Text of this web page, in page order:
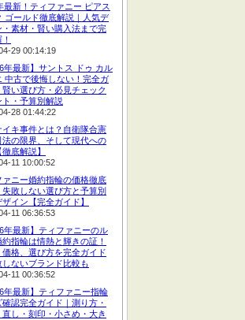
最新！ティファニー ピアス
ゴールド徹底解説｜人気デ
・素材・賢い購入法まで完
29 00:14:19
年最新】サントス ドゥ カル
中古で後悔しない！完全ガ
賢い選び方・必見チェック
ト・予算別解説
28 01:44:22
イキ事件とは？自衛隊合憲
法の限界、そして現代への
底解説】
11 10:00:52
ァニー婚約指輪の価格徹底
失敗しない選び方と予算別
ザイン【完全ガイド】
11 06:36:53
年最新】ティファニーのル
約指輪は情熱と輝きの証！
価格、選び方を完全ガイド
しないブランド比較も
11 00:36:52
年最新】ティファニー指輪
認完全ガイド｜測り方・
直し・刻印・小さめ・大き